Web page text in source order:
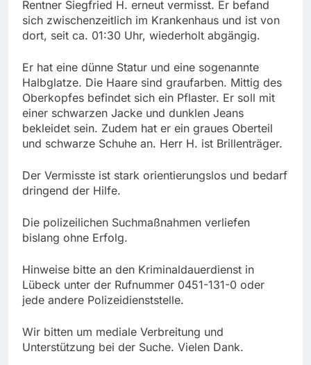
Rentner Siegfried H. erneut vermisst. Er befand
sich zwischenzeitlich im Krankenhaus und ist von
dort, seit ca. 01:30 Uhr, wiederholt abgängig.
Er hat eine dünne Statur und eine sogenannte
Halbglatze. Die Haare sind graufarben. Mittig des
Oberkopfes befindet sich ein Pflaster. Er soll mit
einer schwarzen Jacke und dunklen Jeans
bekleidet sein. Zudem hat er ein graues Oberteil
und schwarze Schuhe an. Herr H. ist Brillenträger.
Der Vermisste ist stark orientierungslos und bedarf
dringend der Hilfe.
Die polizeilichen Suchmaßnahmen verliefen
bislang ohne Erfolg.
Hinweise bitte an den Kriminaldauerdienst in
Lübeck unter der Rufnummer 0451-131-0 oder
jede andere Polizeidienststelle.
Wir bitten um mediale Verbreitung und
Unterstützung bei der Suche. Vielen Dank.